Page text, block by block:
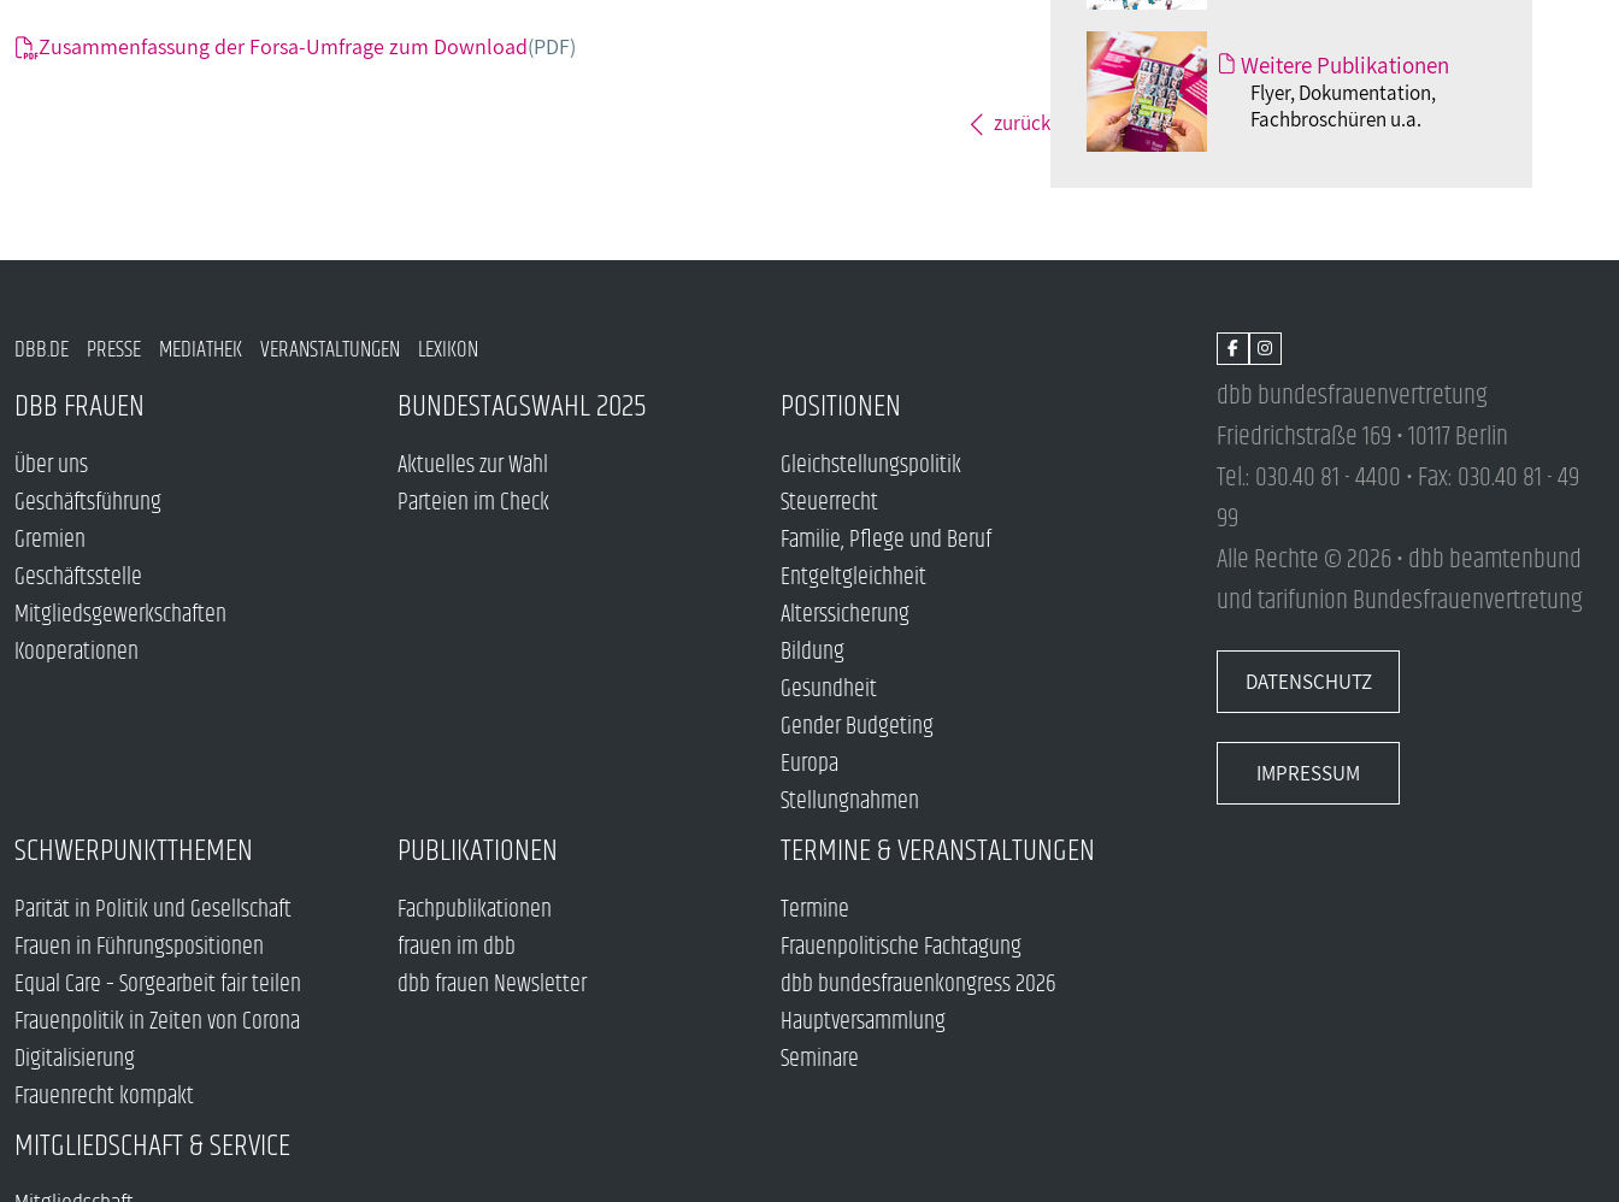
Zusammenfassung der Forsa-Umfrage zum Download(PDF)
zurück
Weitere Publikationen
Flyer, Dokumentation,
Fachbroschüren u.a.
DBB.DE PRESSE MEDIATHEK VERANSTALTUNGEN LEXIKON
DBB FRAUEN
Über uns
Geschäftsführung
Gremien
Geschäftsstelle
Mitgliedsgewerkschaften
Kooperationen
BUNDESTAGSWAHL 2025
Aktuelles zur Wahl
Parteien im Check
POSITIONEN
Gleichstellungspolitik
Steuerrecht
Familie, Pflege und Beruf
Entgeltgleichheit
Alterssicherung
Bildung
Gesundheit
Gender Budgeting
Europa
Stellungnahmen
SCHWERPUNKTTHEMEN
Parität in Politik und Gesellschaft
Frauen in Führungspositionen
Equal Care – Sorgearbeit fair teilen
Frauenpolitik in Zeiten von Corona
Digitalisierung
Frauenrecht kompakt
PUBLIKATIONEN
Fachpublikationen
frauen im dbb
dbb frauen Newsletter
TERMINE & VERANSTALTUNGEN
Termine
Frauenpolitische Fachtagung
dbb bundesfrauenkongress 2026
Hauptversammlung
Seminare
MITGLIEDSCHAFT & SERVICE
dbb bundesfrauenvertretung
Friedrichstraße 169 • 10117 Berlin
Tel.: 030.40 81 - 4400 • Fax: 030.40 81 - 49
99
Alle Rechte © 2026 • dbb beamtenbund
und tarifunion Bundesfrauenvertretung
DATENSCHUTZ
IMPRESSUM